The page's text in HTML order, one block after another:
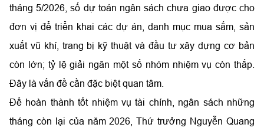
tháng 5/2026, số dự toán ngân sách chưa giao được cho
đơn vị để triển khai các dự án, danh mục mua sắm, sản
xuất vũ khí, trang bị kỹ thuật và đầu tư xây dựng cơ bản
còn lớn; tỷ lệ giải ngân một số nhóm nhiệm vụ còn thấp.
Đây là vấn đề cần đặc biệt quan tâm.
Để hoàn thành tốt nhiệm vụ tài chính, ngân sách những
tháng còn lại của năm 2026, Thứ trưởng Nguyễn Quang